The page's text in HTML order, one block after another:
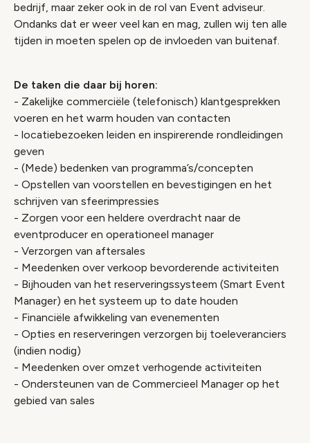
bedrijf, maar zeker ook in de rol van Event adviseur.
Ondanks dat er weer veel kan en mag, zullen wij ten alle
tijden in moeten spelen op de invloeden van buitenaf.
De taken die daar bij horen:
- Zakelijke commerciële (telefonisch) klantgesprekken
voeren en het warm houden van contacten
- locatiebezoeken leiden en inspirerende rondleidingen
geven
- (Mede) bedenken van programma’s/concepten
- Opstellen van voorstellen en bevestigingen en het
schrijven van sfeerimpressies
- Zorgen voor een heldere overdracht naar de
eventproducer en operationeel manager
- Verzorgen van aftersales
- Meedenken over verkoop bevorderende activiteiten
- Bijhouden van het reserveringssysteem (Smart Event
Manager) en het systeem up to date houden
- Financiële afwikkeling van evenementen
- Opties en reserveringen verzorgen bij toeleveranciers
(indien nodig)
- Meedenken over omzet verhogende activiteiten
- Ondersteunen van de Commercieel Manager op het
gebied van sales